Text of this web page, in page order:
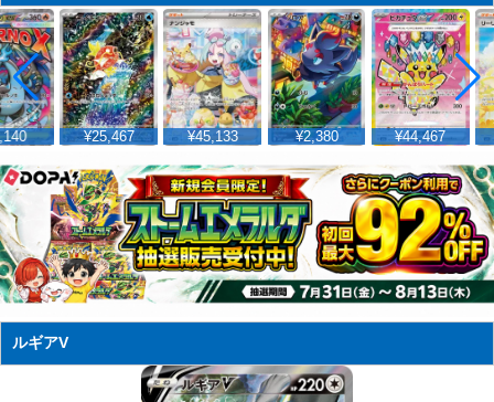
¥25,467 ¥45,133 ¥2,380 ¥44,467
ルギアV